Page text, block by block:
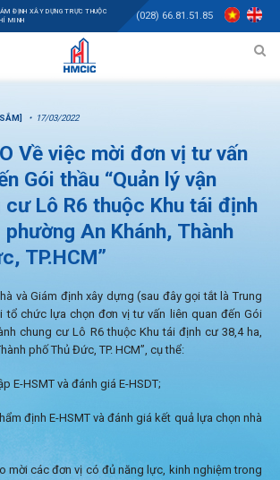
ĐỊNH XÂY DỰNG TRỰC THUỘC
MINH
(028) 66.81.51.85
17/03/2022
Về việc mời đơn vị tư vấn
Gói thầu “Quản lý vận
cư Lô R6 thuộc Khu tái định
An Khánh, Thành
TP.HCM”
và Giám định xây dựng (sau đây gọi tắt là Trung
tổ chức lựa chọn đơn vị tư vấn liên quan đến Gói
chung cư Lô R6 thuộc Khu tái định cư 38,4 ha,
phố Thủ Đức, TP. HCM”, cụ thể:
E-HSMT và đánh giá E-HSDT;
định E-HSMT và đánh giá kết quả lựa chọn nhà
mời các đơn vị có đủ năng lực, kinh nghiệm trong